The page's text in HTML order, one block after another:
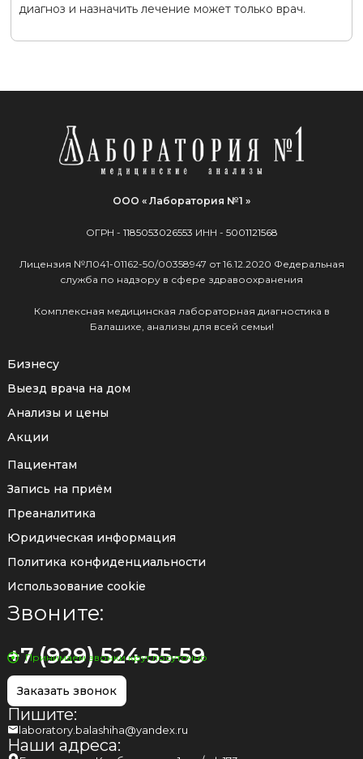
диагноз и назначить лечение может только врач.
ООО « Лаборатория №1 »
ОГРН - 1185053026553 ИНН - 5001121568
Лицензия №Л041-01162-50/00358947 от 16.12.2020 Федеральная
служба по надзору в сфере здравоохранения
Комплексная медицинская лабораторная диагностика в
Балашихе, анализы для всей семьи!
Бизнесу
Выезд врача на дом
Анализы и цены
Акции
Пациентам
Запись на приём
Преаналитика
Юридическая информация
Политика конфиденциальности
Использование cookie
Звоните:
+7 (929) 524-55-59
Принимаем звонки круглосуточно
Заказать звонок
Пишите:
laboratory.balashiha@yandex.ru
Наши адреса: